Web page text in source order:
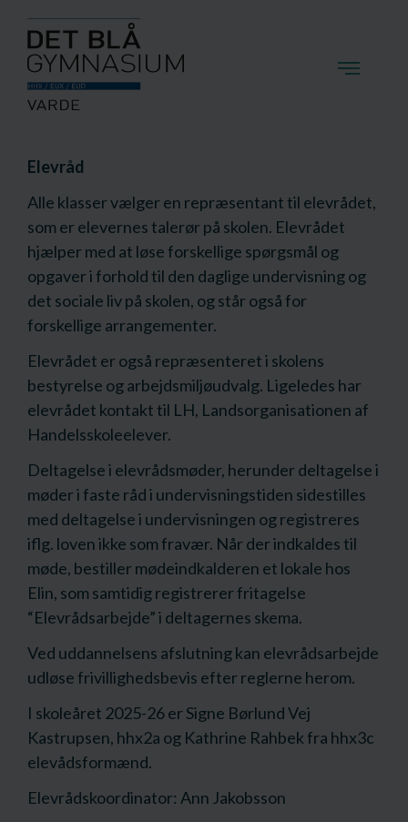
Elevråd
Alle klasser vælger en repræsentant til elevrådet,
som er elevernes talerør på skolen. Elevrådet
hjælper med at løse forskellige spørgsmål og
opgaver i forhold til den daglige undervisning og
det sociale liv på skolen, og står også for
forskellige arrangementer.
Elevrådet er også repræsenteret i skolens
bestyrelse og arbejdsmiljøudvalg. Ligeledes har
elevrådet kontakt til LH, Landsorganisationen af
Handelsskoleelever.
Deltagelse i elevrådsmøder, herunder deltagelse i
møder i faste råd i undervisningstiden sidestilles
med deltagelse i undervisningen og registreres
iflg. loven ikke som fravær. Når der indkaldes til
møde, bestiller mødeindkalderen et lokale hos
Elin, som samtidig registrerer fritagelse
“Elevrådsarbejde” i deltagernes skema.
Ved uddannelsens afslutning kan elevrådsarbejde
udløse frivillighedsbevis efter reglerne herom.
I skoleåret 2025-26 er Signe Børlund Vej
Kastrupsen, hhx2a og Kathrine Rahbek fra hhx3c
elevådsformænd.
Elevrådskoordinator: Ann Jakobsson